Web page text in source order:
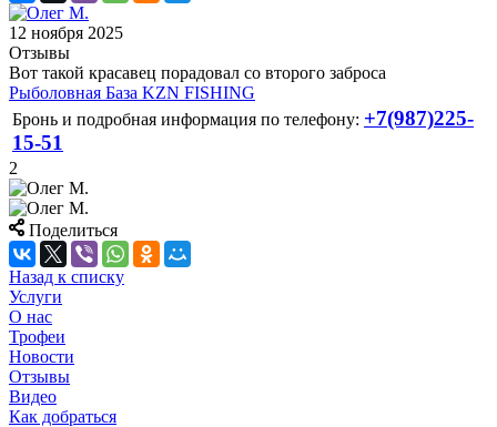
12 ноября 2025
Отзывы
Вот такой красавец порадовал со второго заброса
Рыболовная База KZN FISHING
Бронь и подробная информация по телефону: +7(987)225-
15-51
2
Поделиться
Назад к списку
Услуги
О нас
Трофеи
Новости
Отзывы
Видео
Как добраться